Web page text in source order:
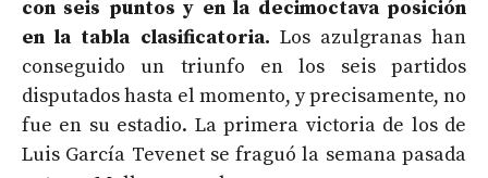
con seis puntos y en la decimoctava posición
en la tabla clasificatoria. Los azulgranas han
conseguido un triunfo en los seis partidos
disputados hasta el momento, y precisamente, no
fue en su estadio. La primera victoria de los de
Luis García Tevenet se fraguó la semana pasada